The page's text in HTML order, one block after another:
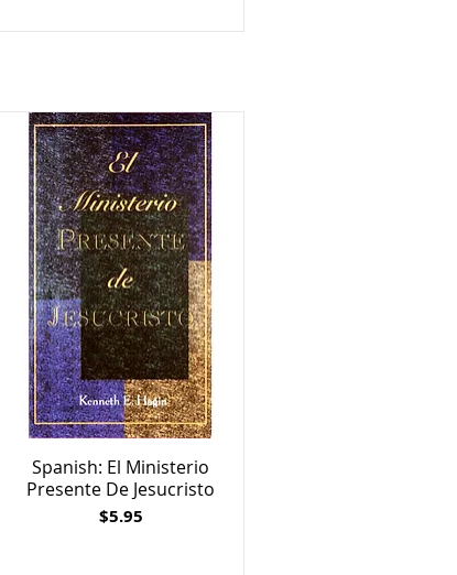
Spanish: El Ministerio
Presente De Jesucristo
Price
$5.95